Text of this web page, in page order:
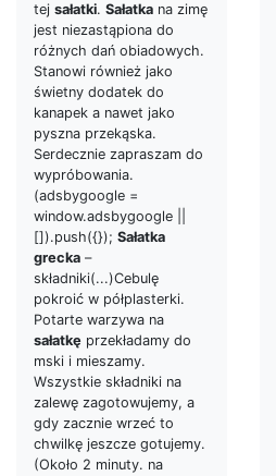
tej sałatki. Sałatka na zimę
jest niezastąpiona do
różnych dań obiadowych.
Stanowi również jako
świetny dodatek do
kanapek a nawet jako
pyszna przekąska.
Serdecznie zapraszam do
wypróbowania.
(adsbygoogle =
window.adsbygoogle ||
[]).push({}); Sałatka
grecka –
składniki(...)Cebulę
pokroić w półplasterki.
Potarte warzywa na
sałatkę przekładamy do
mski i mieszamy.
Wszystkie składniki na
zalewę zagotowujemy, a
gdy zacznie wrzeć to
chwilkę jeszcze gotujemy.
(Około 2 minuty. na